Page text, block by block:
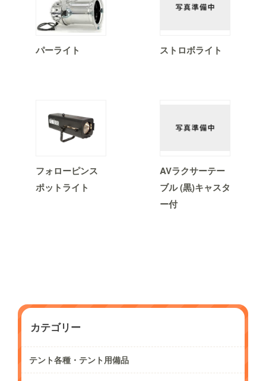
パーライト ストロボライト
フォローピンス
ポットライト
AVラクサーテー
ブル (黒)キャスタ
ー付
カテゴリー
テント各種・テント用備品